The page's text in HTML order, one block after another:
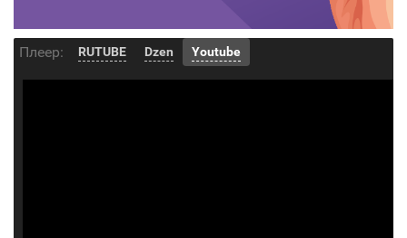
Плеер: RUTUBE Dzen Youtube